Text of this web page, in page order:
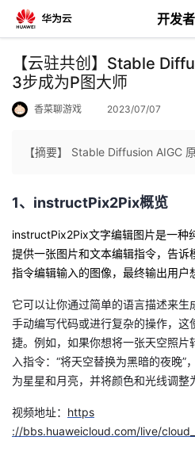
开发者
返
回
人
主
页
我
的
开
发
者
我
我
的
开
发
者
我
的
Programs
我
的
支
【云驻共创】Stable
3步成为P图大师
香菜聊游戏 2023/07/07
【摘要】 Stable Diffusion AIGC
1、instructPix2Pix概览
instructPix2Pix文字编辑图片是一种
提供一张图片和文本编辑指令，告诉
指令编辑输入的图像，最终输出用户
它可以让你通过简单的语言描述来
手动编写代码或进行复杂的操作，这
捷。例如，如果你想将一张天空照片
入指令： “将天空替换为黑暗的夜晚”
为星星和月亮，并将颜色和光线调整
视频地址： https
://bbs.huaweicloud.com/live/